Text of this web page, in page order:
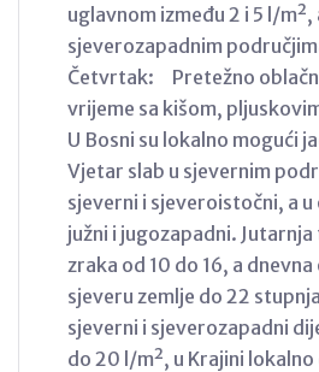
uglavnom između 2 i 5 l/m²,
sjeverozapadnim
Četvrtak: Pretežno
vrijeme sa kišom,
U Bosni su lokalno mogući
Vjetar slab u sjevernim
sjeverni i sjeveroistočni, a
južni i jugozapadni.
zraka od 10 do 16, a
sjeveru zemlje do 22
sjeverni i sjeverozapadni
do 20 l/m², u Krajini